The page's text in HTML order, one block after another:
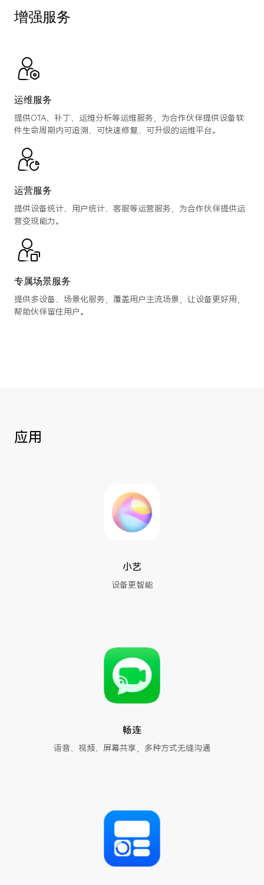
增强服务
运维服务
提供OTA、补丁、运维分析等运维服务，为合作伙伴提供设备软
件生命周期内可追溯、可快速修复、可升级的运维平台。
运营服务
提供设备统计、用户统计、客服等运营服务，为合作伙伴提供运
营变现能力。
专属场景服务
提供多设备、场景化服务，覆盖用户主流场景，让设备更好用，
帮助伙伴留住用户。
应用
小艺
设备更智能
畅连
语音、视频、屏幕共享，多种方式无缝沟通